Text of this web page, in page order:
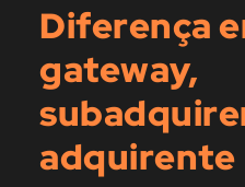
Diferença
gateway,
adquirente